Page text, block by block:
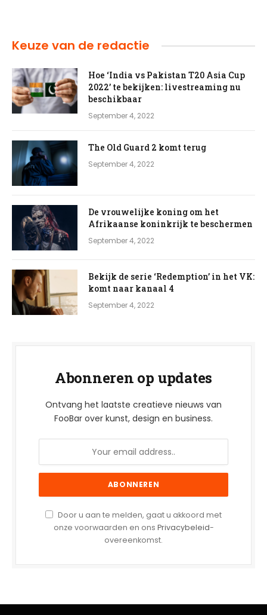
Keuze van de redactie
Hoe ‘India vs Pakistan T20 Asia Cup
2022’ te bekijken: livestreaming nu
beschikbaar
September 4, 2022
The Old Guard 2 komt terug
September 4, 2022
De vrouwelijke koning om het
Afrikaanse koninkrijk te beschermen
September 4, 2022
Bekijk de serie ‘Redemption’ in het VK:
komt naar kanaal 4
September 4, 2022
Abonneren op updates
Ontvang het laatste creatieve nieuws van
FooBar over kunst, design en business.
Door u aan te melden, gaat u akkoord met
onze voorwaarden en ons Privacybeleid-
overeenkomst.